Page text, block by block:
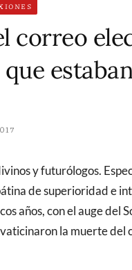
correo
de superioridad e
años, con el auge del
la muerte